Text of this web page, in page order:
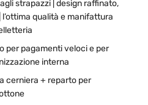
strapazzi | design raffinato,
qualità e manifattura
per pagamenti veloci e per
interna
cerniera + reparto per